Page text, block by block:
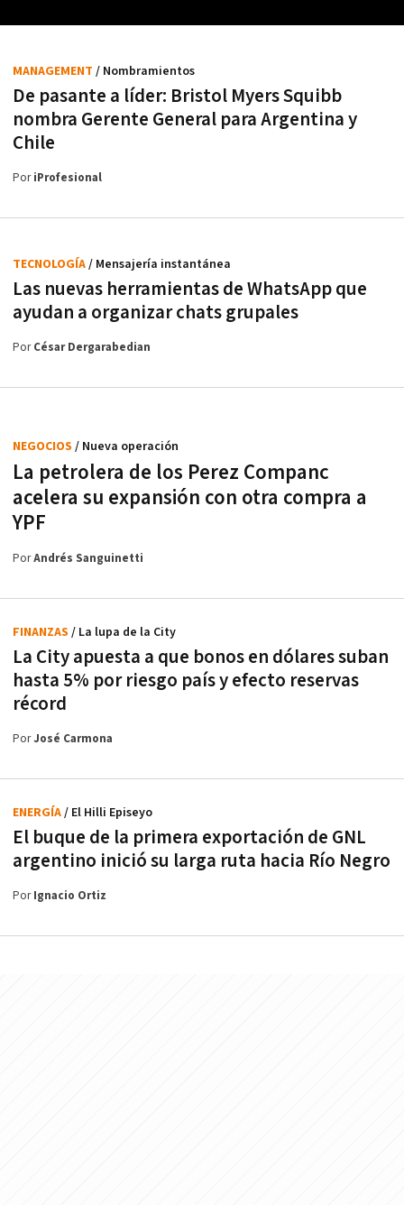
De pasante a líder: Bristol Myers Squibb
nombra Gerente General para Argentina y
Chile
MANAGEMENT / Nombramientos
PoriProfesional
Las nuevas herramientas de WhatsApp que
ayudan a organizar chats grupales
TECNOLOGÍA/ Mensajería instantánea
PorCésar Dergarabedian
La petrolera de los Perez Companc
acelera su expansión con otra compra a
YPF
NEGOCIOS / Nueva operación
PorAndrés Sanguinetti
La City apuesta a que bonos en dólares suban
hasta 5% por riesgo país y efecto reservas
récord
FINANZAS / La lupa de la City
PorJosé Carmona
El buque de la primera exportación de GNL
argentino inició su larga ruta hacia Río Negro
ENERGÍA/ El Hilli Episeyo
PorIgnacio Ortiz